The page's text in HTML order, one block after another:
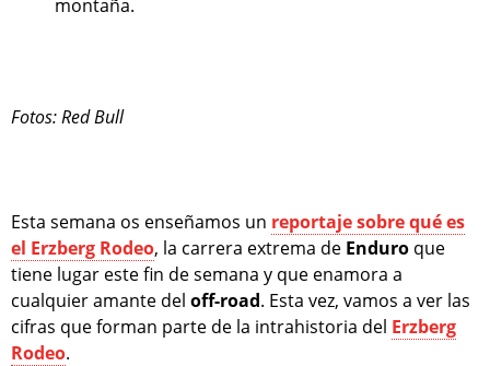
montaña.
Fotos: Red Bull
Esta semana os enseñamos un reportaje sobre qué es
el Erzberg Rodeo, la carrera extrema de Enduro que
tiene lugar este fin de semana y que enamora a
cualquier amante del off-road. Esta vez, vamos a ver las
cifras que forman parte de la intrahistoria del Erzberg
Rodeo.